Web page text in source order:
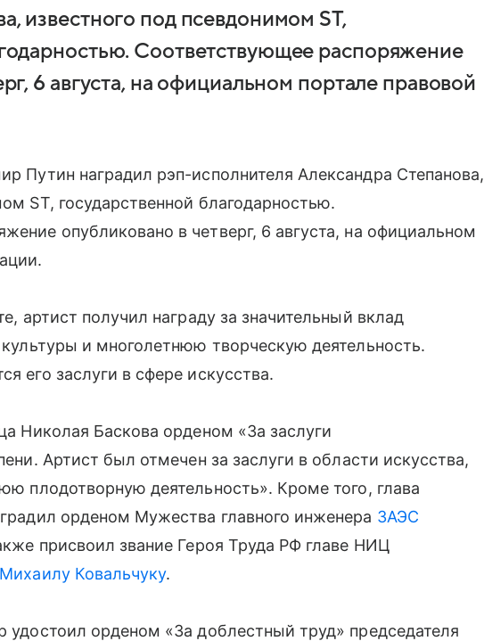
известного под псевдонимом ST,
Соответствующее распоряжение
6 августа, на официальном портале правовой
Путин наградил рэп-исполнителя Александра Степанова,
ST, государственной благодарностью.
опубликовано в четверг, 6 августа, на официальном
артист получил награду за значительный вклад
культуры и многолетнюю творческую деятельность.
его заслуги в сфере искусства.
Николая Баскова орденом «За заслуги
Артист был отмечен за заслуги в области искусства,
плодотворную деятельность». Кроме того, глава
орденом Мужества главного инженера ЗАЭС
присвоил звание Героя Труда РФ главе НИЦ
Михаилу Ковальчуку.
удостоил орденом «За доблестный труд» председателя